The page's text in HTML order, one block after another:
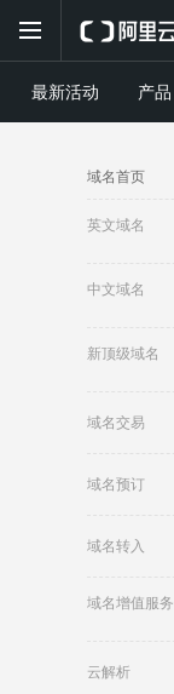
最新活动 产品
域名首页
英文域名
中文域名
新顶级域名
域名交易
域名预订
域名转入
域名增值服务
云解析